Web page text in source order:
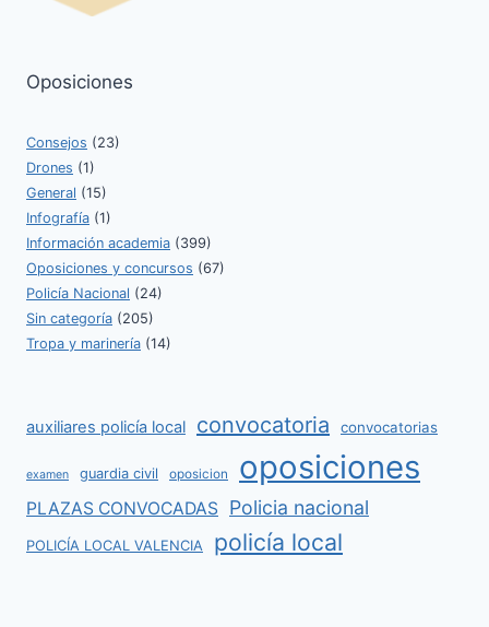
Oposiciones
Consejos (23)
Drones (1)
General (15)
Infografía (1)
Información academia (399)
Oposiciones y concursos (67)
Policía Nacional (24)
Sin categoría (205)
Tropa y marinería (14)
auxiliares policía local convocatoria convocatorias
examen guardia civil oposicion oposiciones
PLAZAS CONVOCADAS Policia nacional
POLICÍA LOCAL VALENCIA policía local